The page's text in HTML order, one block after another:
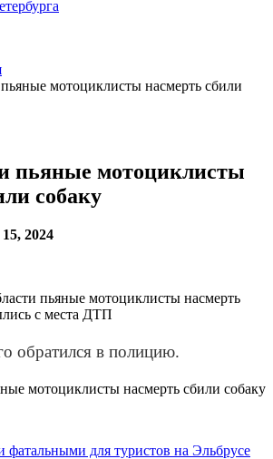
мотоциклисты насмерть сбили
пьяные мотоциклисты
собаку
2024
пьяные мотоциклисты насмерть
с места ДТП
обратился в полицию.
фатальными для туристов на Эльбрусе